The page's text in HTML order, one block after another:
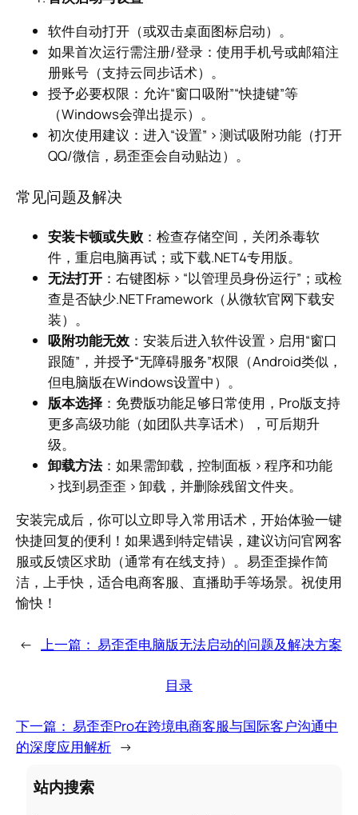
软件自动打开（或双击桌面图标启动）。
如果首次运行需注册/登录：使用手机号或邮箱注
册账号（支持云同步话术）。
授予必要权限：允许“窗口吸附”“快捷键”等
（Windows会弹出提示）。
初次使用建议：进入“设置” > 测试吸附功能（打开
QQ/微信，易歪歪会自动贴边）。
常见问题及解决
安装卡顿或失败 ：检查存储空间，关闭杀毒软
件，重启电脑再试；或下载.NET4专用版。
无法打开 ：右键图标 > “以管理员身份运行”；或检
查是否缺少.NET Framework（从微软官网下载安
装）。
吸附功能无效 ：安装后进入软件设置 > 启用“窗口
跟随”，并授予“无障碍服务”权限（Android类似，
但电脑版在Windows设置中）。
版本选择 ：免费版功能足够日常使用，Pro版支持
更多高级功能（如团队共享话术），可后期升
级。
卸载方法：如果需卸载，控制面板 > 程序和功能
> 找到易歪歪 > 卸载，并删除残留文件夹。
安装完成后，你可以立即导入常用话术，开始体验一键
快捷回复的便利！如果遇到特定错误，建议访问官网客
服或反馈区求助（通常有在线支持）。易歪歪操作简
洁，上手快，适合电商客服、直播助手等场景。祝使用
愉快！
← 上一篇： 易歪歪电脑版无法启动的问题及解决方案
目录
下一篇： 易歪歪Pro在跨境电商客服与国际客户沟通中
的深度应用解析 →
站内搜索